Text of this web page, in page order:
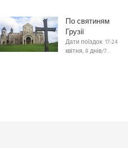
По святиням
Грузії
Дати поїздок: 17-24
квітня, 8 днів/7…